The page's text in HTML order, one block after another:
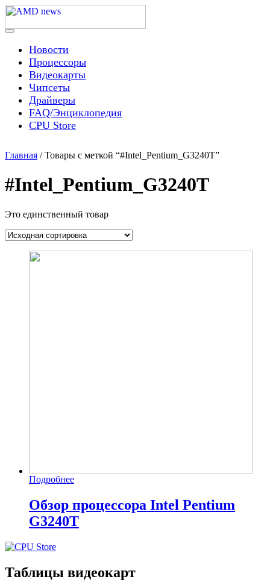
Skip
content
AMD news
Menu
Новости
Процессоры
Видеокарты
Чипсеты
Драйверы
FAQ/Энциклопедия
CPU Store
Главная / Товары с меткой “#Intel_Pentium_G3240T”
#Intel_Pentium_G3240T
Это единственный товар
Подробнее
Обзор процессора Intel Pentium
G3240T
Таблицы видеокарт